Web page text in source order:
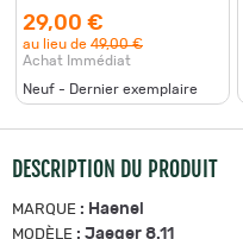
55GR
29,00 €
au lieu de 49,00 €
Achat Immédiat
Neuf - Dernier exemplaire
DESCRIPTION DU PRODUIT
MARQUE : Haenel
MODÈLE : Jaeger 8.11